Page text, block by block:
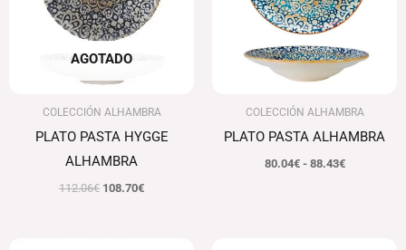
AGOTADO
COLECCIÓN ALHAMBRA
PLATO PASTA HYGGE
ALHAMBRA
112.06€ 108.70€
COLECCIÓN ALHAMBRA
PLATO PASTA ALHAMBRA
80.04€ - 88.43€
88.43€